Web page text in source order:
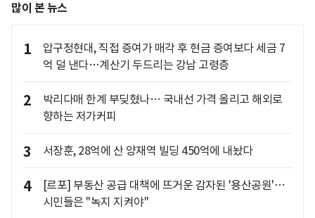
많이 본 뉴스
1
압구정현대, 직접 증여가 매각 후 현금 증여보다 세금 7
억 덜 낸다…계산기 두드리는 강남 고령층
2
박리다매 한계 부딪혔나… 국내선 가격 올리고 해외로
향하는 저가커피
3 서장훈, 28억에 산 양재역 빌딩 450억에 내놨다
4
[르포] 부동산 공급 대책에 뜨거운 감자된 '용산공원'…
시민들은 "녹지 지켜야"